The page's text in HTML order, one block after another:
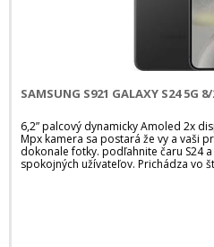
SAMSUNG S921 GALAXY S24 5G
6,2” palcový dynamicky Amoled 2x
Mpx kamera sa postará že vy a vaši
dokonale fotky. podľahnite čaru S24
spokojných užívateľov. Prichádza vo